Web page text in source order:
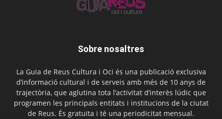
Sobre nosaltres
La Guia de Reus Cultura i Oci és una publicació exclusiva
d’informació cultural i de serveis amb més de 10 anys de
trajectòria, que aglutina tota l’activitat d’interès lúdic que
programen les principals entitats i institucions de la ciutat
de Reus. És gratuïta i té una periodicitat mensual.